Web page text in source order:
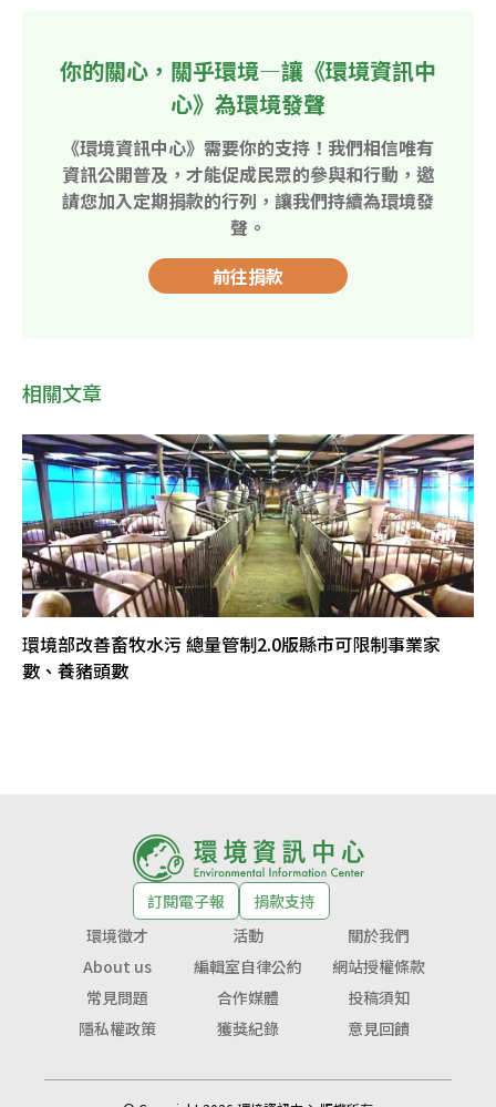
你的關心，關乎環境—讓《環境資訊中
心》為環境發聲
《環境資訊中心》需要你的支持！我們相信唯有
資訊公開普及，才能促成民眾的參與和行動，邀
請您加入定期捐款的行列，讓我們持續為環境發
聲。
前往捐款
相關文章
環境部改善畜牧水污 總量管制2.0版縣市可限制事業家
數、養豬頭數
訂閱電子報
捐款支持
環境徵才
活動
關於我們
About us
編輯室自律公約
網站授權條款
常見問題
合作媒體
投稿須知
隱私權政策
獲獎紀錄 意見回饋